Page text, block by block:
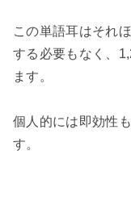
この単語耳はそれ
する必要もなく、
ます。
個人的には即効性
す。